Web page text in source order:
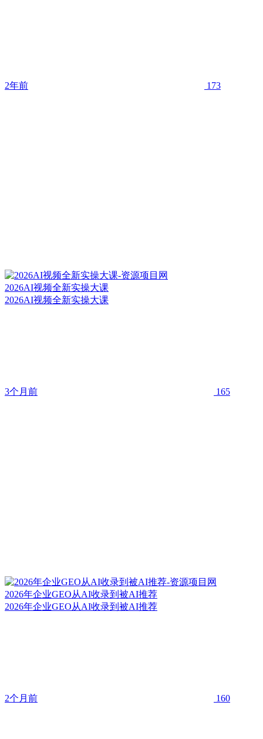
2年前 173
2026AI视频全新实操大课
2026AI视频全新实操大课
3个月前 165
2026年企业GEO从AI收录到被AI推荐
2026年企业GEO从AI收录到被AI推荐
2个月前 160